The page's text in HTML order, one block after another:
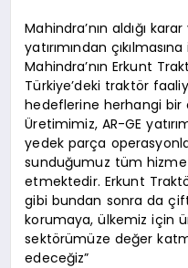
Mahindra’nın aldığı
yatırımından
Mahindra’nın Erkunt
Türkiye’deki traktör
hedeflerine herhangi bir
Üretimimiz, AR-GE
yedek parça
sunduğumuz tüm
etmektedir. Erkunt
gibi bundan sonra da
korumaya, ülkemiz için
sektörümüze değer
edeceğiz”